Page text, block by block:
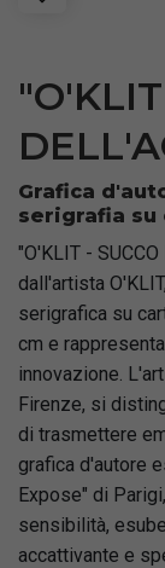
Grafica
serigrafia su
"O'KLIT -
dall'artista
serigrafica su
cm e
innovazione.
Firenze, si
di trasmettere
grafica d'autore
Expose" di
sensibilità,
accattivante e